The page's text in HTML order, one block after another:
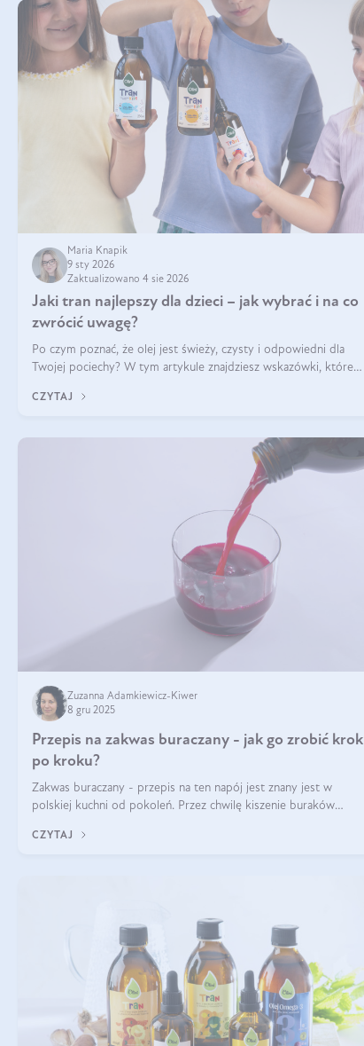
Maria Knapik
9 sty 2026
Zaktualizowano 4 sie 2026
Jaki tran najlepszy dla dzieci – jak wybrać i na co
zwrócić uwagę?
Po czym poznać, że olej jest świeży, czysty i odpowiedni dla
Twojej pociechy? W tym artykule znajdziesz wskazówki, które
CZYTAJ
Zuzanna Adamkiewicz-Kiwer
8 gru 2025
Przepis na zakwas buraczany - jak go zrobić krok
po kroku?
Zakwas buraczany - przepis na ten napój jest znany jest w
polskiej kuchni od pokoleń. Przez chwilę kiszenie buraków
na fali popularności na
CZYTAJ